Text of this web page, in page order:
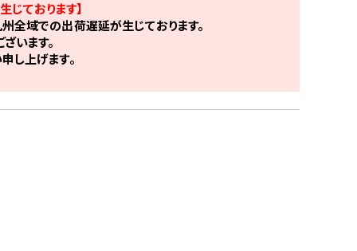
ております】
全域での出荷遅延が生じております。
います。
し上げます。